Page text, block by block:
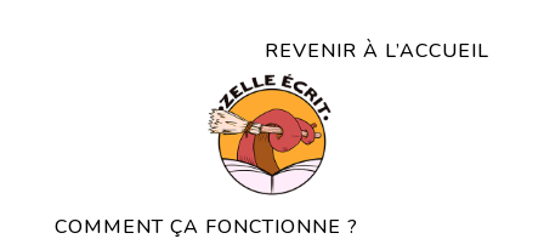
REVENIR À L’ACCUEIL
COMMENT ÇA FONCTIONNE ?